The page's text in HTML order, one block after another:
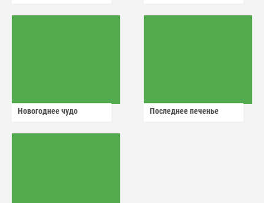
Новогоднее чудо Последнее печенье